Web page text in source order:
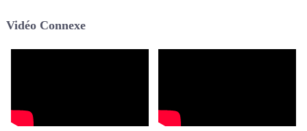
un confort douillet.
Vidéo Connexe